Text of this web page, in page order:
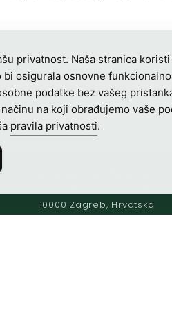
10000 Zagreb, Hrvatska
privatnost. Naša stranica
bi osigurala osnovne
podatke bez vašeg
na koji obrađujemo vaše
pravila privatnosti.